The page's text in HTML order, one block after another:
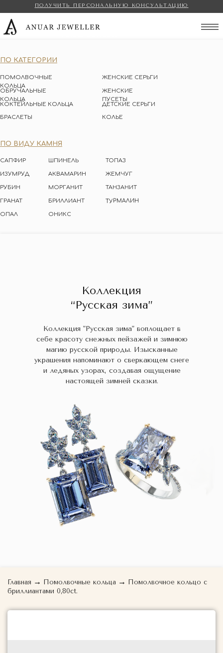
ПОЛУЧИТЬ ПЕРСОНАЛЬНУЮ КОНСУЛЬТАЦИЮ
ПО КАТЕГОРИИ
ПОМОЛВОЧНЫЕ
КОЛЬЦА
ОБРУЧАЛЬНЫЕ
КОЛЬЦА
ЖЕНСКИЕ СЕРЬГИ
КОКТЕЙЛЬНЫЕ КОЛЬЦА
ЖЕНСКИЕ
ПУСЕТЫ
ДЕТСКИЕ СЕРЬГИ
БРАСЛЕТЫ
КОЛЬЕ
ПО ВИДУ КАМНЯ
САПФИР
ИЗУМРУД
ШПИНЕЛЬ
РУБИН
АКВАМАРИН
МОРГАНИТ
ГРАНАТ БРИЛЛИАНТ
ТОПАЗ
ЖЕМЧУГ
ТУРМАЛИН
ТАНЗАНИТ
ОНИКС
ОПАЛ
Коллекция
“Русская зима”
Коллекция "Русская зима" воплощает в
себе красоту снежных пейзажей и зимнюю
магию русской природы. Изысканные
украшения напоминают о сверкающем снеге
и ледяных узорах, создавая ощущение
настоящей зимней сказки.
Главная → Помолвочные кольца →
Помолвочное кольцо с
бриллиантами 0,80ct.